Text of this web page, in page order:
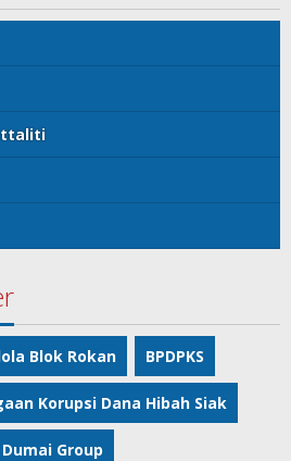
Blok Rokan BPDPKS
Korupsi Dana Hibah Siak
Group